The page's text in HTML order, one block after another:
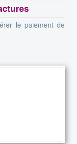
le paiement de